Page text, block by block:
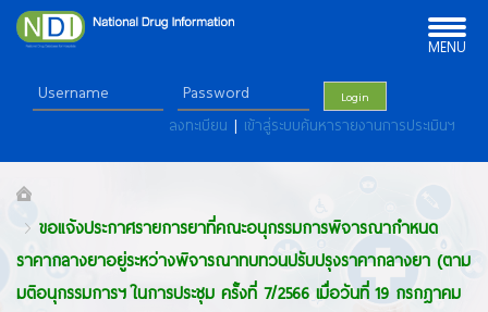
Toggle
navigation
MENU
Login
ลงทะเบียน | เข้าสู่ระบบค้นหารายงานการประเมินฯ
ขอแจ้งประกาศรายการยาที่คณะอนุกรรมการพิจารณากำหนด
ราคากลางยาอยู่ระหว่างพิจารณาทบทวนปรับปรุงราคากลางยา (ตาม
มติอนุกรรมการฯ ในการประชุม ครั้งที่ 7/2566 เมื่อวันที่ 19 กรกฎาคม